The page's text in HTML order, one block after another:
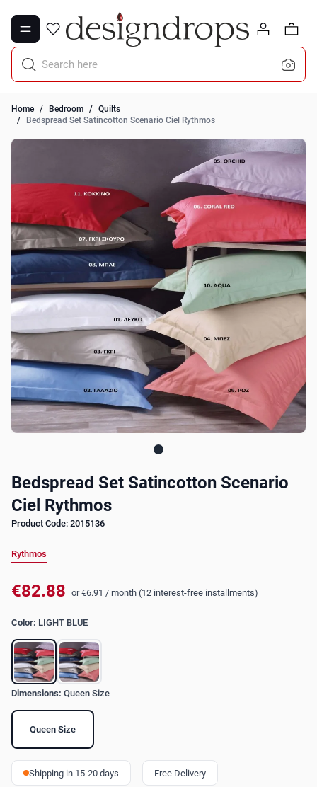
Skip to Content
0
Search here
Home / Bedroom / Quilts
/
Bedspread Set Satincotton Scenario Ciel Rythmos
Bedspread Set Satincotton Scenario
Ciel Rythmos
Product Code: 2015136
Rythmos
€82.88 or €6.91 / month (12 interest-free installments)
Color: LIGHT BLUE
Dimensions: Queen Size
Queen Size
Shipping in 15-20 days Free Delivery